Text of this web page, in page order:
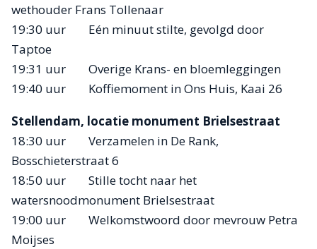
wethouder Frans Tollenaar
19:30 uur Eén minuut stilte, gevolgd door
Taptoe
19:31 uur Overige Krans- en bloemleggingen
19:40 uur Koffiemoment in Ons Huis, Kaai 26
Stellendam, locatie monument Brielsestraat
18:30 uur Verzamelen in De Rank,
Bosschieterstraat 6
18:50 uur Stille tocht naar het
watersnoodmonument Brielsestraat
19:00 uur Welkomstwoord door mevrouw Petra
Moijses